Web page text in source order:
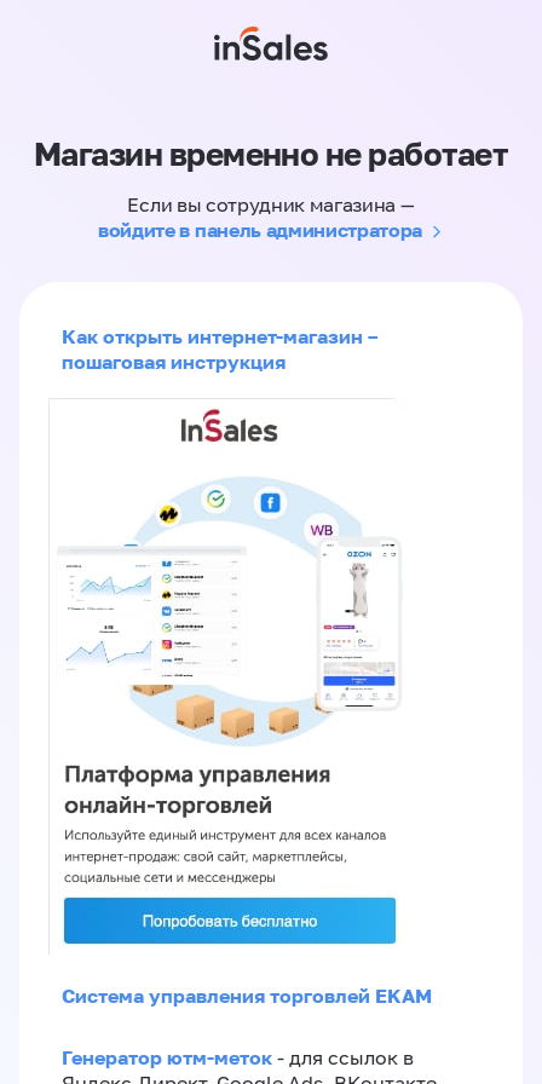
Магазин временно не работает
Если вы сотрудник магазина —
войдите в панель администратора
Как открыть интернет-магазин –
пошаговая инструкция
Система управления торговлей EKAM
Генератор ютм-меток - для ссылок в